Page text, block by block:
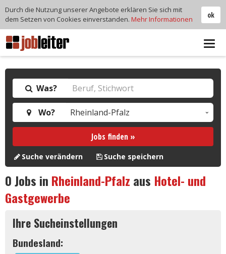
Was?
Wo?
Jobs finden »
Suche verändern Suche speichern
0Jobs in Rheinland-Pfalz aus Hotel- und
Gastgewerbe
Ihre Sucheinstellungen
Bundesland:
ok
Durch die Nutzung unserer Angebote erklären Sie sich mit
dem Setzen von Cookies einverstanden. Mehr Informationen